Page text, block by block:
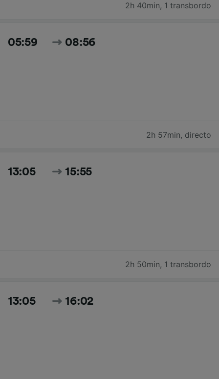
2h 40min, 1 transbordo
05:59 08:56
2h 57min, directo
13:05 15:55
2h 50min, 1 transbordo
13:05 16:02